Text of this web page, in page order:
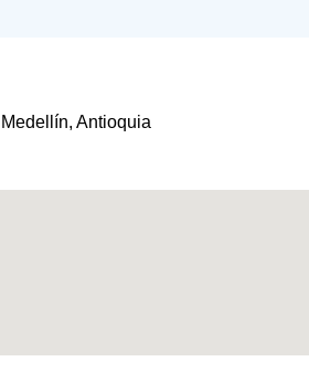
Antioquia